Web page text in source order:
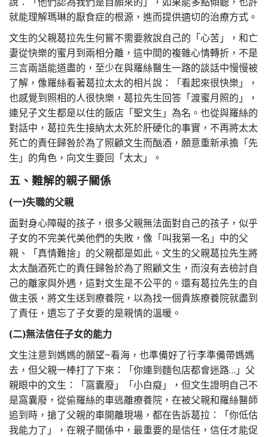
就能理解瑪琳的厭食症的根源，進而提供適切的治療方式。
文生的父親葛拉先生何嘗不需要敘說自己的「心苦」，和亡
妻從快樂的蜜月到兩相分離，這中間的複雜心情轉折，不是
三言兩語能道盡的，至少在與羅絲醫生一路的談話中慢慢被
了解，像羅絲看著葛拉太太的相片說：「看起來很快樂」，
也感覺到照相的人很快樂，葛拉先生回答「渡蜜月照的」，
連兒子文生都是以住的飯店「聖文生」為名。也從與羅絲的
對話中，葛拉先生接納太太死於肝硬化的事實，不再將太太
死亡的責任歸咎於為了照顧文生而酗酒，願意重新承擔「先
生」的角色，向文生要回「太太」。
五、難解的親子關係
(一)失職的父親
面對身心障礙的孩子，很多父親無法面對自己的孩子，似乎
子女的不完美代美他們的失敗，像「叫我第一名」中的父
親、「真情難捨」的父親都是如此。文生的父親葛拉先生將
太太酗酒死亡的責任歸咎於為了照顧文生，而沒有去檢討自
己的離家與外遇，這對文生是不公平的。還有葛拉先生的自
做主張，將文生送到療養院，以為找一個貴族療養院就盡到
了責任，遺忘了子女要的是親情的溫暖。
(二)無法信任子女的能力
文生注意到媽媽的願望~看海，也準備好了行李準備帶媽媽
去，但父親一棒打了下來：「你連到麵包店都會迷路…」父
親眼中的文生：「窩囊廢」「小白癡」，但文生證明自己不
是窩囊廢，從偷羅絲的車逃離療養院，在被父親和羅絲醫師
追到時，搶了父親的車開離現場，都在告訴葛拉：「你低估
我能力了」，在親子關係中，最重要的是信任，信任才能促